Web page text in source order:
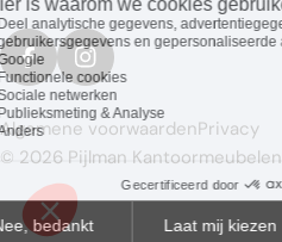
Betaalmethoden
FacebookInstagram
© 2026 Pijlman Kantoormeubelen
Algemene voorwaardenPrivacy